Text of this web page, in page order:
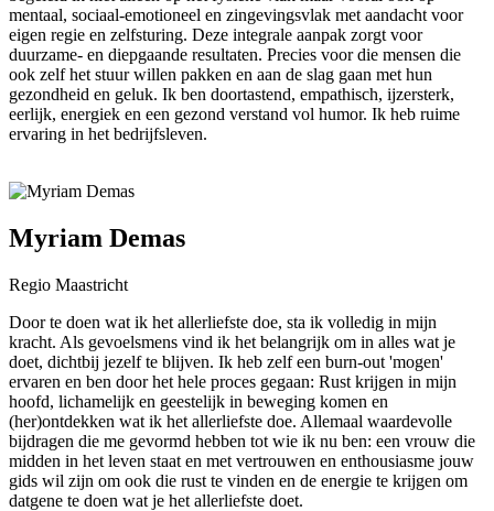
mentaal, sociaal-emotioneel en zingevingsvlak met aandacht voor
eigen regie en zelfsturing. Deze integrale aanpak zorgt voor
duurzame- en diepgaande resultaten. Precies voor die mensen die
ook zelf het stuur willen pakken en aan de slag gaan met hun
gezondheid en geluk. Ik ben doortastend, empathisch, ijzersterk,
eerlijk, energiek en een gezond verstand vol humor. Ik heb ruime
ervaring in het bedrijfsleven.
Myriam Demas
Regio Maastricht
Door te doen wat ik het allerliefste doe, sta ik volledig in mijn
kracht. Als gevoelsmens vind ik het belangrijk om in alles wat je
doet, dichtbij jezelf te blijven. Ik heb zelf een burn-out 'mogen'
ervaren en ben door het hele proces gegaan: Rust krijgen in mijn
hoofd, lichamelijk en geestelijk in beweging komen en
(her)ontdekken wat ik het allerliefste doe. Allemaal waardevolle
bijdragen die me gevormd hebben tot wie ik nu ben: een vrouw die
midden in het leven staat en met vertrouwen en enthousiasme jouw
gids wil zijn om ook die rust te vinden en de energie te krijgen om
datgene te doen wat je het allerliefste doet.